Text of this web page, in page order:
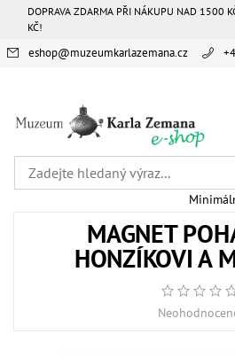
DOPRAVA ZDARMA PŘI NÁKUPU NAD 1500
KČ!
eshop@muzeumkarlazemana.cz
MAGNET
HONZÍKOVI A